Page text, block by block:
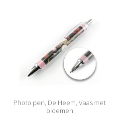
Photo pen, De Heem, Vaas met
bloemen